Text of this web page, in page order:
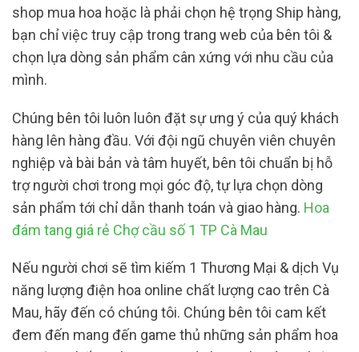
shop mua hoa hoặc là phải chọn hệ trọng Ship hàng,
bạn chỉ việc truy cập trong trang web của bên tôi &
chọn lựa dòng sản phẩm cân xứng với nhu cầu của
mình.
Chúng bên tôi luôn luôn đặt sự ưng ý của quý khách
hàng lên hàng đầu. Với đội ngũ chuyên viên chuyên
nghiệp và bài bản và tâm huyết, bên tôi chuẩn bị hỗ
trợ người chơi trong mọi góc độ, tự lựa chọn dòng
sản phẩm tới chỉ dẫn thanh toán và giao hàng. Hoa
đám tang giá rẻ Chợ cầu số 1 TP Cà Mau
Nếu người chơi sẽ tìm kiếm 1 Thương Mại & dịch Vụ
năng lượng điện hoa online chất lượng cao trên Cà
Mau, hãy đến có chúng tôi. Chúng bên tôi cam kết
đem đến mang đến game thủ những sản phẩm hoa